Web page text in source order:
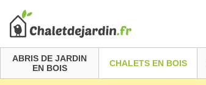
ABRIS DE JARDIN
EN BOIS
CHALETS EN BOIS